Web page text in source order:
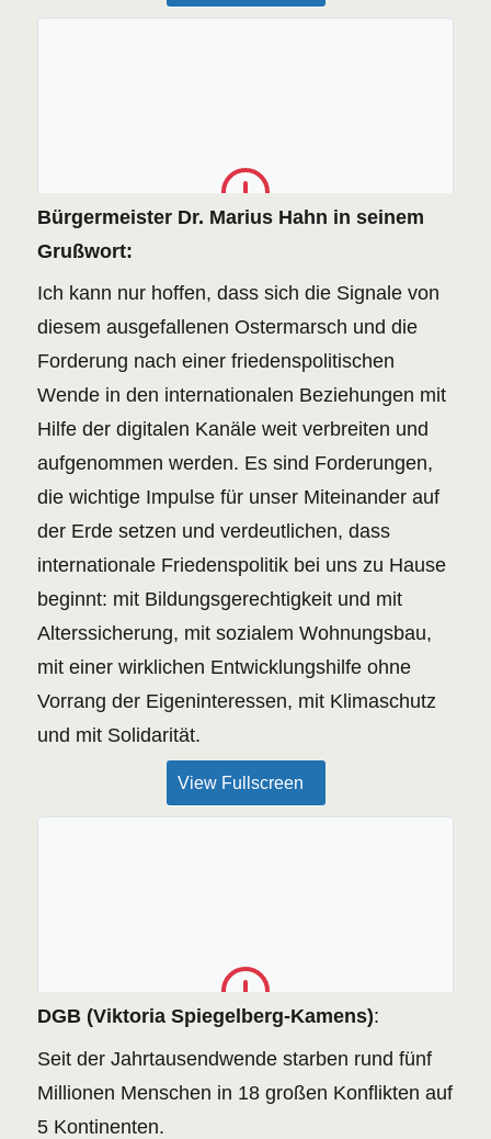
The PDF file could not be found or the server
RETRY
Bürgermeister Dr. Marius Hahn in seinem
Grußwort:
Ich kann nur hoffen, dass sich die Signale von
diesem ausgefallenen Ostermarsch und die
Forderung nach einer friedenspolitischen
Wende in den internationalen Beziehungen mit
Hilfe der digitalen Kanäle weit verbreiten und
aufgenommen werden. Es sind Forderungen,
die wichtige Impulse für unser Miteinander auf
der Erde setzen und verdeutlichen, dass
internationale Friedenspolitik bei uns zu Hause
beginnt: mit Bildungsgerechtigkeit und mit
Alterssicherung, mit sozialem Wohnungsbau,
mit einer wirklichen Entwicklungshilfe ohne
Vorrang der Eigeninteressen, mit Klimaschutz
und mit Solidarität.
View Fullscreen
The PDF file could not be found or the server
returned an error.
RETRY
DGB (Viktoria Spiegelberg-Kamens):
Seit der Jahrtausendwende starben rund fünf
Millionen Menschen in 18 großen Konflikten auf
5 Kontinenten.